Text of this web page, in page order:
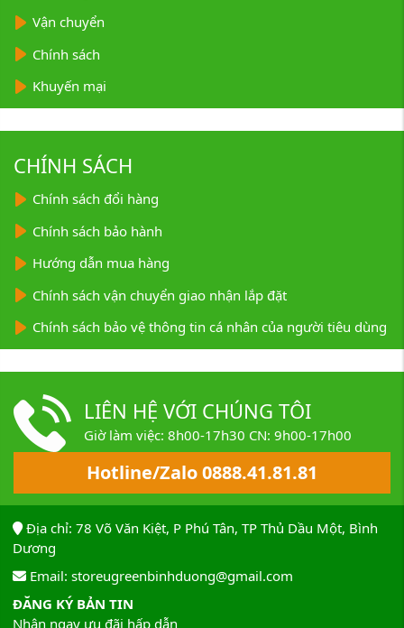
Vận chuyển
Chính sách
Khuyến mại
CHÍNH SÁCH
Chính sách đổi hàng
Chính sách bảo hành
Hướng dẫn mua hàng
Chính sách vận chuyển giao nhận lắp đặt
Chính sách bảo vệ thông tin cá nhân của người tiêu dùng
LIÊN HỆ VỚI CHÚNG TÔI
Giờ làm việc: 8h00-17h30 CN: 9h00-17h00
Hotline/Zalo 0888.41.81.81
Địa chỉ: 78 Võ Văn Kiệt, P Phú Tân, TP Thủ Dầu Một, Bình
Dương
Email: storeugreenbinhduong@gmail.com
ĐĂNG KÝ BẢN TIN
Nhận ngay ưu đãi hấp dẫn